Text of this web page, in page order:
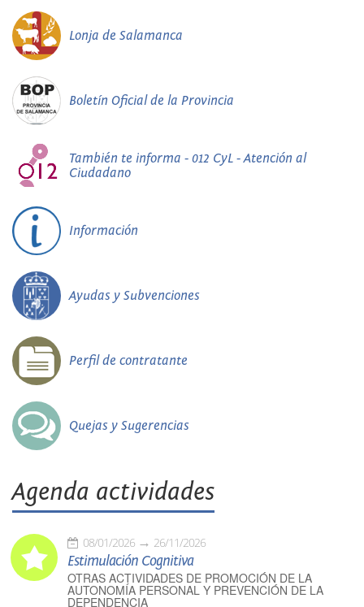
Lonja de Salamanca
Boletín Oficial de la Provincia
También te informa - 012 CyL - Atención al
Ciudadano
Información
Ayudas y Subvenciones
Perfil de contratante
Quejas y Sugerencias
Agenda actividades
08/01/2026 26/11/2026
Estimulación Cognitiva
OTRAS ACTIVIDADES DE PROMOCIÓN DE LA
AUTONOMÍA PERSONAL Y PREVENCIÓN DE LA
DEPENDENCIA